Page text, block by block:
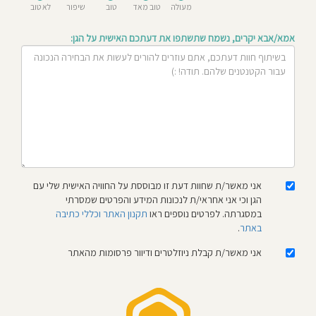
מעולה טוב מאד טוב
שיפור
לא טוב
אמא/אבא יקרים, נשמח שתשתפו את דעתכם האישית על הגן:
אני מאשר/ת שחוות דעת זו מבוססת על החוויה האישית שלי עם
הגן וכי אני אחראי/ת לנכונות המידע והפרטים שמסרתי
במסגרתה. לפרטים נוספים ראו תקנון האתר וכללי כתיבה
באתר.
אני מאשר/ת קבלת ניוזלטרים ודיוור פרסומות מהאתר